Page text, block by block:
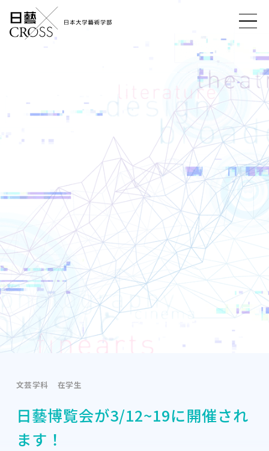
文芸学科 在学生
日藝博覧会が3/12~19に開催され
ます！